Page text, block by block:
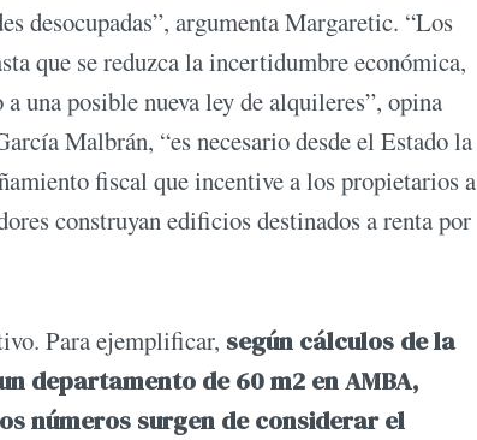
desocupadas”, argumenta Margaretic. “Los
que se reduzca la incertidumbre económica,
una posible nueva ley de alquileres”, opina
Malbrán, “es necesario desde el Estado la
fiscal que incentive a los propietarios a
construyan edificios destinados a renta por
Para ejemplificar, según cálculos de la
departamento de 60 m2 en AMBA,
números surgen de considerar el